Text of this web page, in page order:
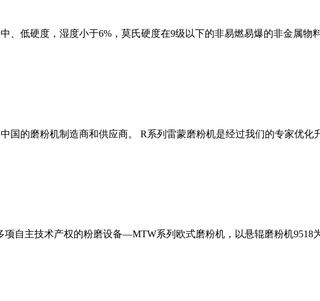
、低硬度，湿度小于6%，莫氏硬度在9级以下的非易燃易爆的非金属物
国的磨粉机制造商和供应商。 R系列雷蒙磨粉机是经过我们的专家优化
自主技术产权的粉磨设备—MTW系列欧式磨粉机，以悬辊磨粉机9518